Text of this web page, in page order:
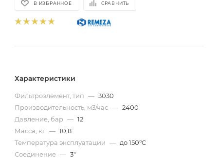
В ИЗБРАННОЕ СРАВНИТЬ
Характеристики
Фильтроэлемент, тип — 3030
Производительность, м3/час — 2400
Давление, бар — 12
Масса, кг — 10,8
Температура эксплуатации — до 150°C
Соединение — 3"